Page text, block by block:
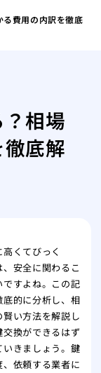
費用の内訳を徹底
相場
底解
くてびっく
安全に関わるこ
すよね。この記
的に分析し、相
い方法を解説し
換ができるはず
きましょう。鍵
依頼する業者に